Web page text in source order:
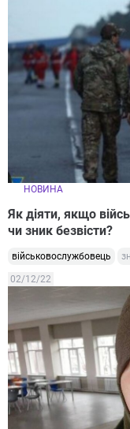
НОВИНА
Як діяти, якщо
чи зник безвісти?
військовослужбовець
02/12/22